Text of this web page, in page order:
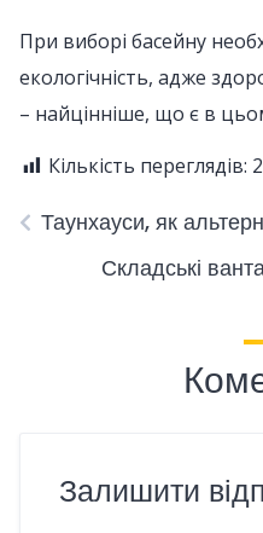
При виборі басейну
екологічність, адже
– найцінніше, що є в
Кількість переглядів:
Таунхауси, як
Складські
Залишити